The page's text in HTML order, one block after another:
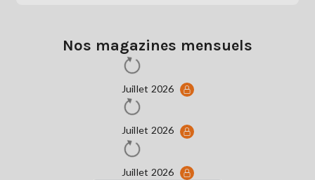
Nos magazines mensuels
Juillet 2026
Juillet 2026
Juillet 2026